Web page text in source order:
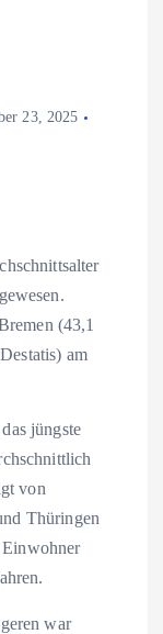
23, 2025
(43,1
am
jüngste
von
Thüringen
Einwohner
war